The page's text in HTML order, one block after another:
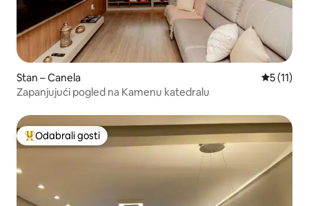
Stan – Canela
5 (11)
Zapanjujući pogled na Kamenu katedralu
Među najviše rangiranima s oznakom „Odabrali gosti”
Odabrali gosti